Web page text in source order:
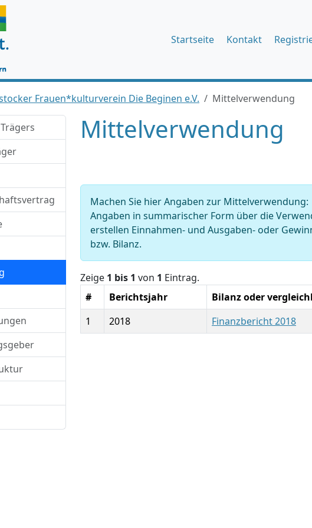
Startseite Kontakt
Frauen*kulturverein Die Beginen e.V. Mittelverwendung
Mittelverwendung
Machen Sie hier Angaben zur Mittelverwendung:
Angaben in summarischer Form über die
erstellen Einnahmen- und Ausgaben- oder
bzw. Bilanz.
Zeige 1 bis 1 von 1 Eintrag.
#
Berichtsjahr Bilanz oder
1
2018 Finanzbericht 2018